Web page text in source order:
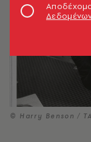
© Harry Benson /